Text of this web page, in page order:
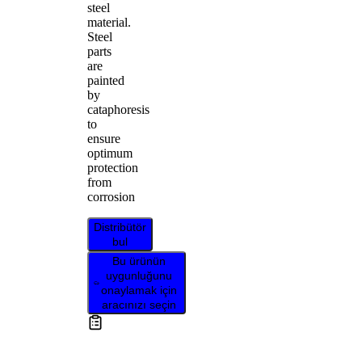
steel
material.
Steel
parts
are
painted
by
cataphoresis
to
ensure
optimum
protection
from
corrosion
Distribütör
bul
Bu ürünün
uygunluğunu
onaylamak için
aracınızı seçin